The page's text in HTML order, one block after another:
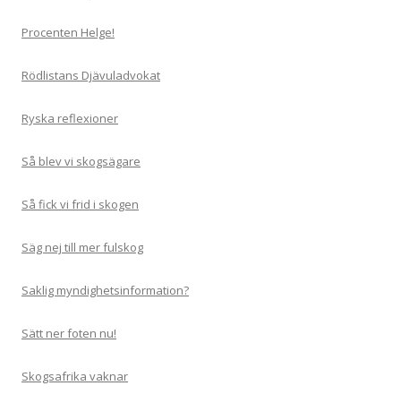
Procenten Helge!
Rödlistans Djävuladvokat
Ryska reflexioner
Så blev vi skogsägare
Så fick vi frid i skogen
Säg nej till mer fulskog
Saklig myndighetsinformation?
Sätt ner foten nu!
Skogsafrika vaknar